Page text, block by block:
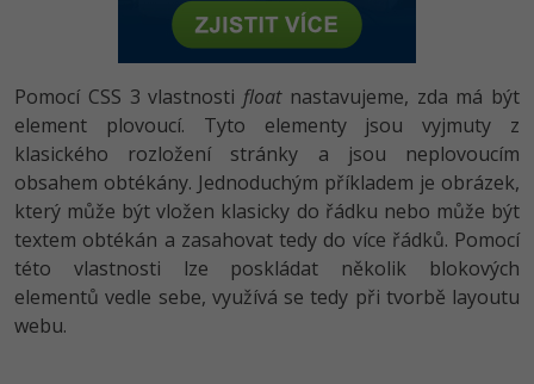
HTML5, CSS3, Bootstrap, SEO
SQL a databáze
Testování a verzování
UML a návrhové vzory
React
JavaScript
Python
HTML / CSS
UML a návrhové vzory
Vývojář mobilních aplikací
C# Game developer
Webdesigner
Tester
Systémový administrátor
Python -80%
-80%
PHP -80%
C++ -80%
Swift -80%
Kotlin -80%
Digitální gramotnost
WordPress
SEO -30%
UX
Business
Photoshop -80%
Adobe Illustrator
Adobe Lightroom -30%
Adobe XD -15%
Adobe InDesign -25%
Adobe After Effects
Pomocí CSS 3 vlastnosti floatnastavujeme, zda má být
element plovoucí. Tyto elementy jsou vyjmuty z
klasického rozložení stránky a jsou neplovoucím
obsahem obtékány. Jednoduchým příkladem je obrázek,
který může být vložen klasicky do řádku nebo může být
textem obtékán a zasahovat tedy do více řádků. Pomocí
této vlastnosti lze poskládat několik blokových
elementů vedle sebe, využívá se tedy při tvorbě layoutu
webu.